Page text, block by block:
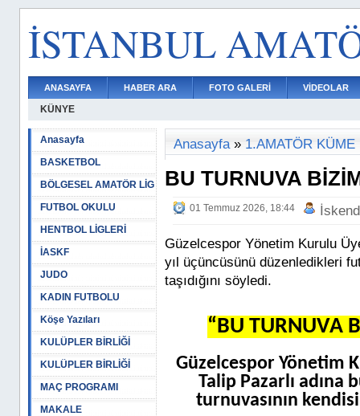
İSTANBUL
ANASAYFA HABER ARA FOTO GALERİ VİDEOLAR
KÜNYE
Anasayfa
BASKETBOL
BÖLGESEL AMATÖR LİG
FUTBOL OKULU
HENTBOL LİGLERİ
İASKF
JUDO
KADIN FUTBOLU
Köşe Yazıları
KULÜPLER BİRLİĞİ
KULÜPLER BİRLİĞİ
MAÇ PROGRAMI
MAKALE
Anasayfa» 1.AMATÖR KÜME
BU TURNUVA
01 Temmuz 2026, 18:44
Güzelcespor Yönetim Kurulu
yıl üçüncüsünü düzenledikleri
taşıdığını söyledi.
“BU TURNUVA
Güzelcespor Yönetim
Talip Pazarlı
turnuvasının